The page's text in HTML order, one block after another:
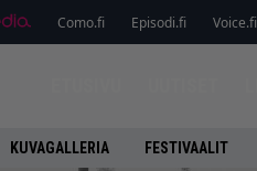
Como.fi Episodi.fi Voice.fi
KUVAGALLERIA FESTIVAALIT